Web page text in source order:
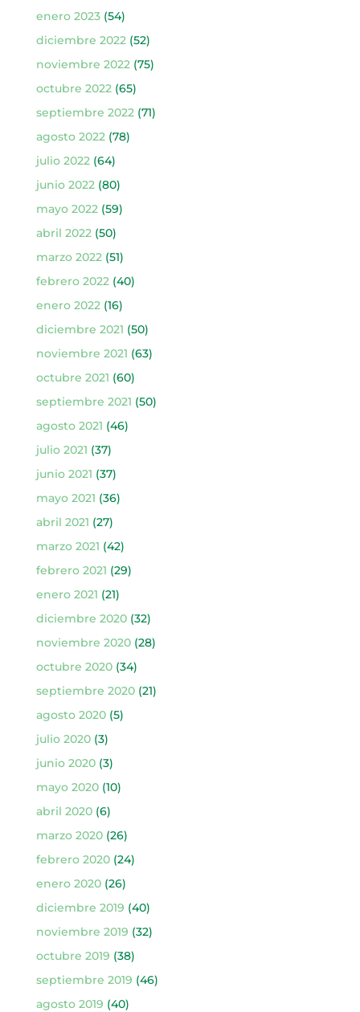
enero 2023(54)
diciembre 2022(52)
noviembre 2022(75)
octubre 2022(65)
septiembre 2022(71)
agosto 2022(78)
julio 2022(64)
junio 2022(80)
mayo 2022(59)
abril 2022(50)
marzo 2022(51)
febrero 2022(40)
enero 2022(16)
diciembre 2021 (50)
noviembre 2021 (63)
octubre 2021 (60)
septiembre 2021 (50)
agosto 2021 (46)
julio 2021 (37)
junio 2021 (37)
mayo 2021 (36)
abril 2021 (27)
marzo 2021 (42)
febrero 2021 (29)
enero 2021 (21)
diciembre 2020(32)
noviembre 2020(28)
octubre 2020(34)
septiembre 2020(21)
agosto 2020(5)
julio 2020(3)
junio 2020(3)
mayo 2020(10)
abril 2020(6)
marzo 2020(26)
febrero 2020(24)
enero 2020(26)
diciembre 2019 (40)
noviembre 2019 (32)
octubre 2019 (38)
septiembre 2019 (46)
agosto 2019 (40)